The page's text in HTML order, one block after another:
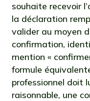
souhaite recevoir
la déclaration
valider au moyen
confirmation,
mention «
formule
professionnel doit
raisonnable, une